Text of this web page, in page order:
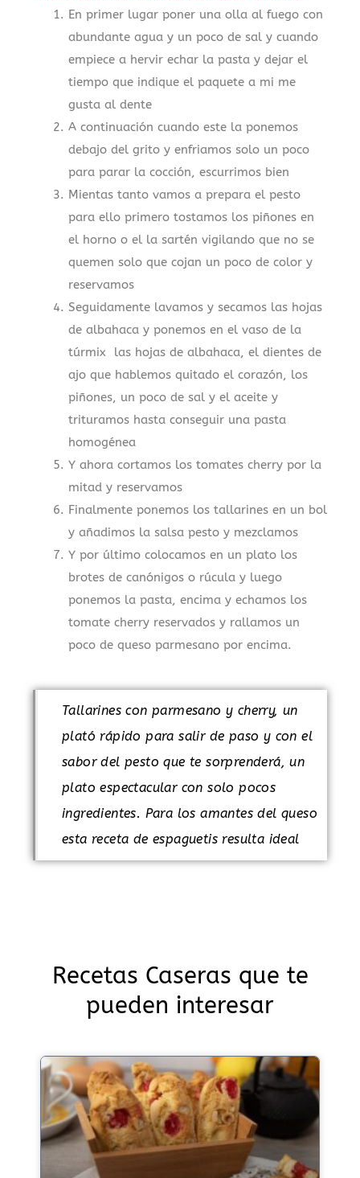
En primer lugar poner una olla al fuego con
abundante agua y un poco de sal y cuando
empiece a hervir echar la pasta y dejar el
tiempo que indique el paquete a mi me
gusta al dente
A continuación cuando este la ponemos
debajo del grito y enfriamos solo un poco
para parar la cocción, escurrimos bien
Mientas tanto vamos a prepara el pesto
para ello primero tostamos los piñones en
el horno o el la sartén vigilando que no se
quemen solo que cojan un poco de color y
reservamos
Seguidamente lavamos y secamos las hojas
de albahaca y ponemos en el vaso de la
túrmix las hojas de albahaca, el dientes de
ajo que hablemos quitado el corazón, los
piñones, un poco de sal y el aceite y
trituramos hasta conseguir una pasta
homogénea
Y ahora cortamos los tomates cherry por la
mitad y reservamos
Finalmente ponemos los tallarines en un bol
y añadimos la salsa pesto y mezclamos
Y por último colocamos en un plato los
brotes de canónigos o rúcula y luego
ponemos la pasta, encima y echamos los
tomate cherry reservados y rallamos un
poco de queso parmesano por encima.
Tallarines con parmesano y cherry, un
plató rápido para salir de paso y con el
sabor del pesto que te sorprenderá, un
plato espectacular con solo pocos
ingredientes. Para los amantes del queso
esta receta de espaguetis resulta ideal
Recetas Caseras que te
pueden interesar